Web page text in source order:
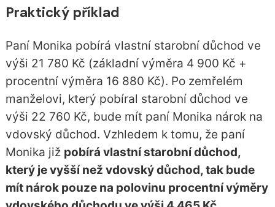
Praktický příklad
Paní Monika pobírá vlastní starobní důchod ve
výši 21 780 Kč (základní výměra 4 900 Kč +
procentní výměra 16 880 Kč). Po zemřelém
manželovi, který pobíral starobní důchod ve
výši 22 760 Kč, bude mít paní Monika nárok na
vdovský důchod. Vzhledem k tomu, že paní
Monika již pobírá vlastní starobní důchod,
který je vyšší než vdovský důchod, tak bude
mít nárok pouze na polovinu procentní výměry